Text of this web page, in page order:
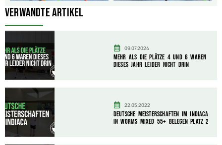
Verwandte Artikel
09.07.2024
Mehr als die Plätze 4 und 6 waren
dieses Jahr leider nicht drin
22.05.2022
Deutsche Meisterschaften Im Indiaca
in Worms Mixed 55+ belegen Platz 2